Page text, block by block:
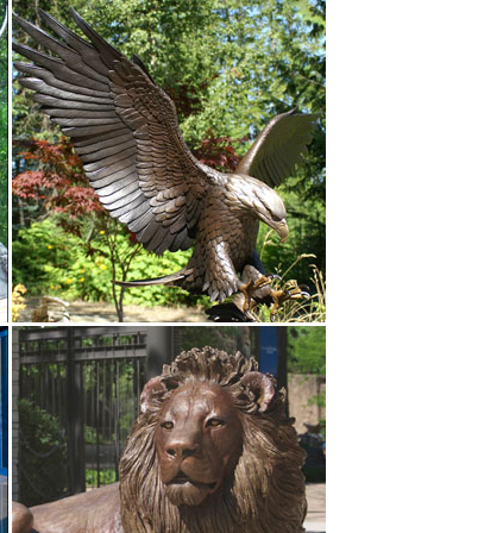
юрис… 1 603,78 руб. Купить сейчас.Арт-деко
старинные вещи в каталоге
из бронзы, полистоуна и других
героев легенд и мифов.
декор 19. Садовые, парковые
Скульптура Символ Достатка и
декора как садовые скульптуры. В